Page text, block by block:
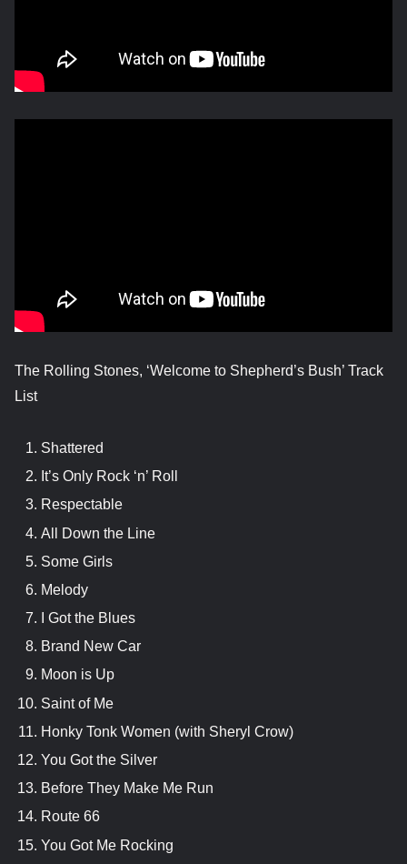
The Rolling Stones, ‘Welcome to Shepherd’s Bush’ Track
List
Shattered
It’s Only Rock ‘n’ Roll
Respectable
All Down the Line
Some Girls
Melody
I Got the Blues
Brand New Car
Moon is Up
Saint of Me
Honky Tonk Women (with Sheryl Crow)
You Got the Silver
Before They Make Me Run
Route 66
You Got Me Rocking